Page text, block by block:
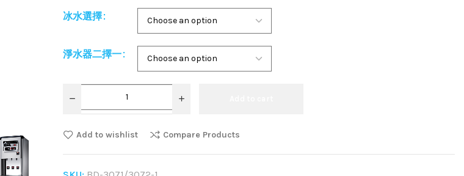
冰水選擇
淨水器二擇一
Add to wishlist Compare Products